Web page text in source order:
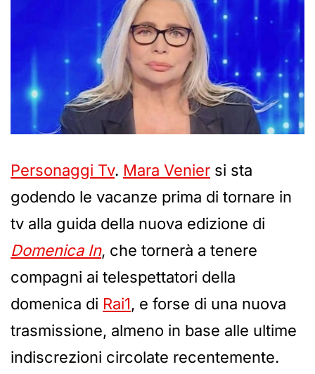
Personaggi Tv. Mara Venier si sta
godendo le vacanze prima di tornare in
tv alla guida della nuova edizione di
Domenica In, che tornerà a tenere
compagni ai telespettatori della
domenica di Rai1, e forse di una nuova
trasmissione, almeno in base alle ultime
indiscrezioni circolate recentemente.